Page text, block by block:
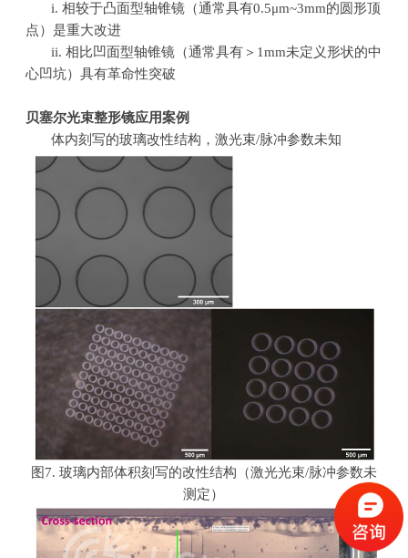
i. 相较于凸面型轴锥镜（通常具有0.5μm~3mm的圆形顶
点）是重大改进
ii. 相比凹面型轴锥镜（通常具有＞ 1mm未定义形状的中
心凹坑）具有革命性突破
贝塞尔光束整形镜应用案例
体内刻写的玻璃改性结构，激光束/脉冲参数未知
图 7. 玻璃内部体积刻写的改性结构（激光光束/脉冲参数未
测定）